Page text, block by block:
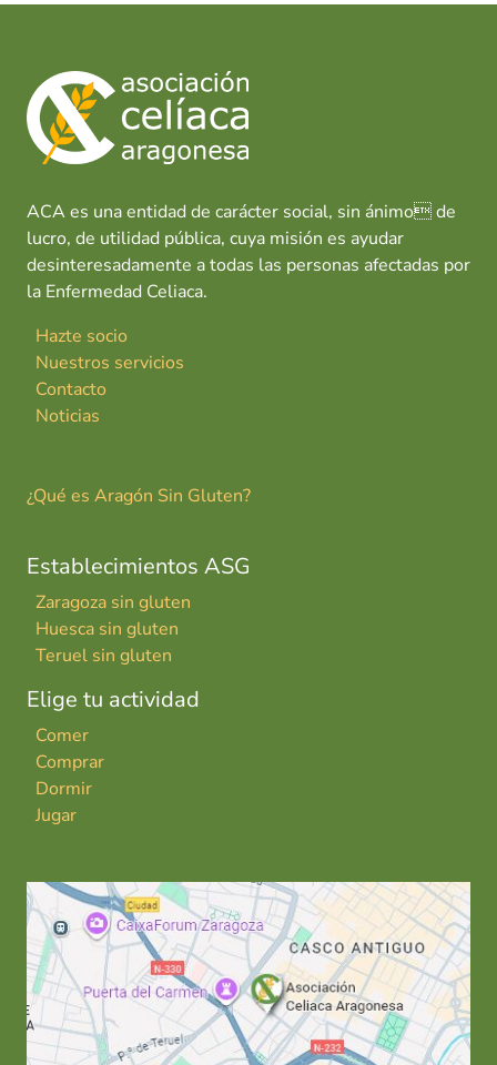
ACA es una entidad de carácter social, sin ánimo de
lucro, de utilidad pública, cuya misión es ayudar
desinteresadamente a todas las personas afectadas por
la Enfermedad Celiaca.
Hazte socio
Nuestros servicios
Contacto
Noticias
¿Qué es Aragón Sin Gluten?
Establecimientos ASG
Zaragoza sin gluten
Huesca sin gluten
Teruel sin gluten
Elige tu actividad
Comer
Comprar
Dormir
Jugar